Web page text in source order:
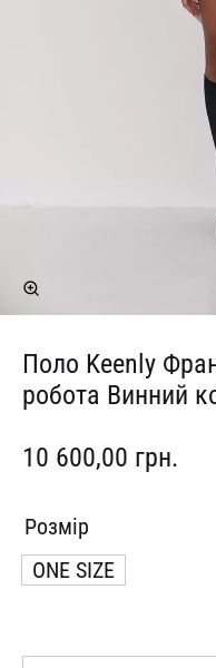
Поло Keenly
робота Винний
10 600,00 грн.
Розмір
ONE SIZE